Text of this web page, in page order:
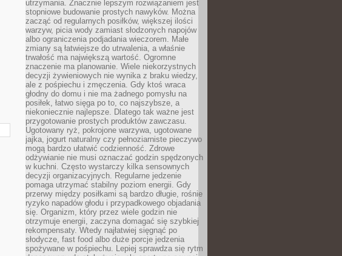
utrzymania. Znacznie lepszym rozwiązaniem jest
stopniowe budowanie prostych nawyków. Można
zacząć od regularnych posiłków, większej ilości
warzyw, picia wody zamiast słodzonych napojów
albo ograniczenia podjadania wieczorem. Małe
zmiany są łatwiejsze do utrwalenia, a właśnie
trwałość ma największą wartość. Ogromne
znaczenie ma planowanie. Wiele niekorzystnych
decyzji żywieniowych nie wynika z braku wiedzy,
ale z pośpiechu i zmęczenia. Gdy ktoś wraca
głodny do domu i nie ma żadnego pomysłu na
posiłek, łatwo sięga po to, co najszybsze, a
niekoniecznie najlepsze. Dlatego tak ważne jest
przygotowanie prostych produktów zawczasu.
Ugotowany ryż, pokrojone warzywa, ugotowane
jajka, jogurt naturalny czy pełnoziarniste pieczywo
mogą bardzo ułatwić codzienność. Zdrowe
odżywianie nie musi oznaczać godzin spędzonych
w kuchni. Często wystarczy kilka sensownych
decyzji organizacyjnych. Regularne jedzenie
pomaga utrzymać stabilny poziom energii. Gdy
przerwy między posiłkami są bardzo długie, rośnie
ryzyko napadów głodu i przypadkowego objadania
się. Organizm, który przez wiele godzin nie
otrzymuje energii, zaczyna domagać się szybkiej
rekompensaty. Wtedy najłatwiej sięgnąć po
słodycze, fast food albo duże porcje jedzenia
spożywane w pośpiechu. Lepiej sprawdza się rytm